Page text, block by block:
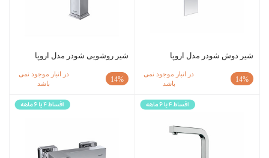
شیر دوش شودر مدل اروپا
14%
در انبار موجود نمی
باشد
شیر روشویی شودر مدل اروپا
14%
در انبار موجود نمی
باشد